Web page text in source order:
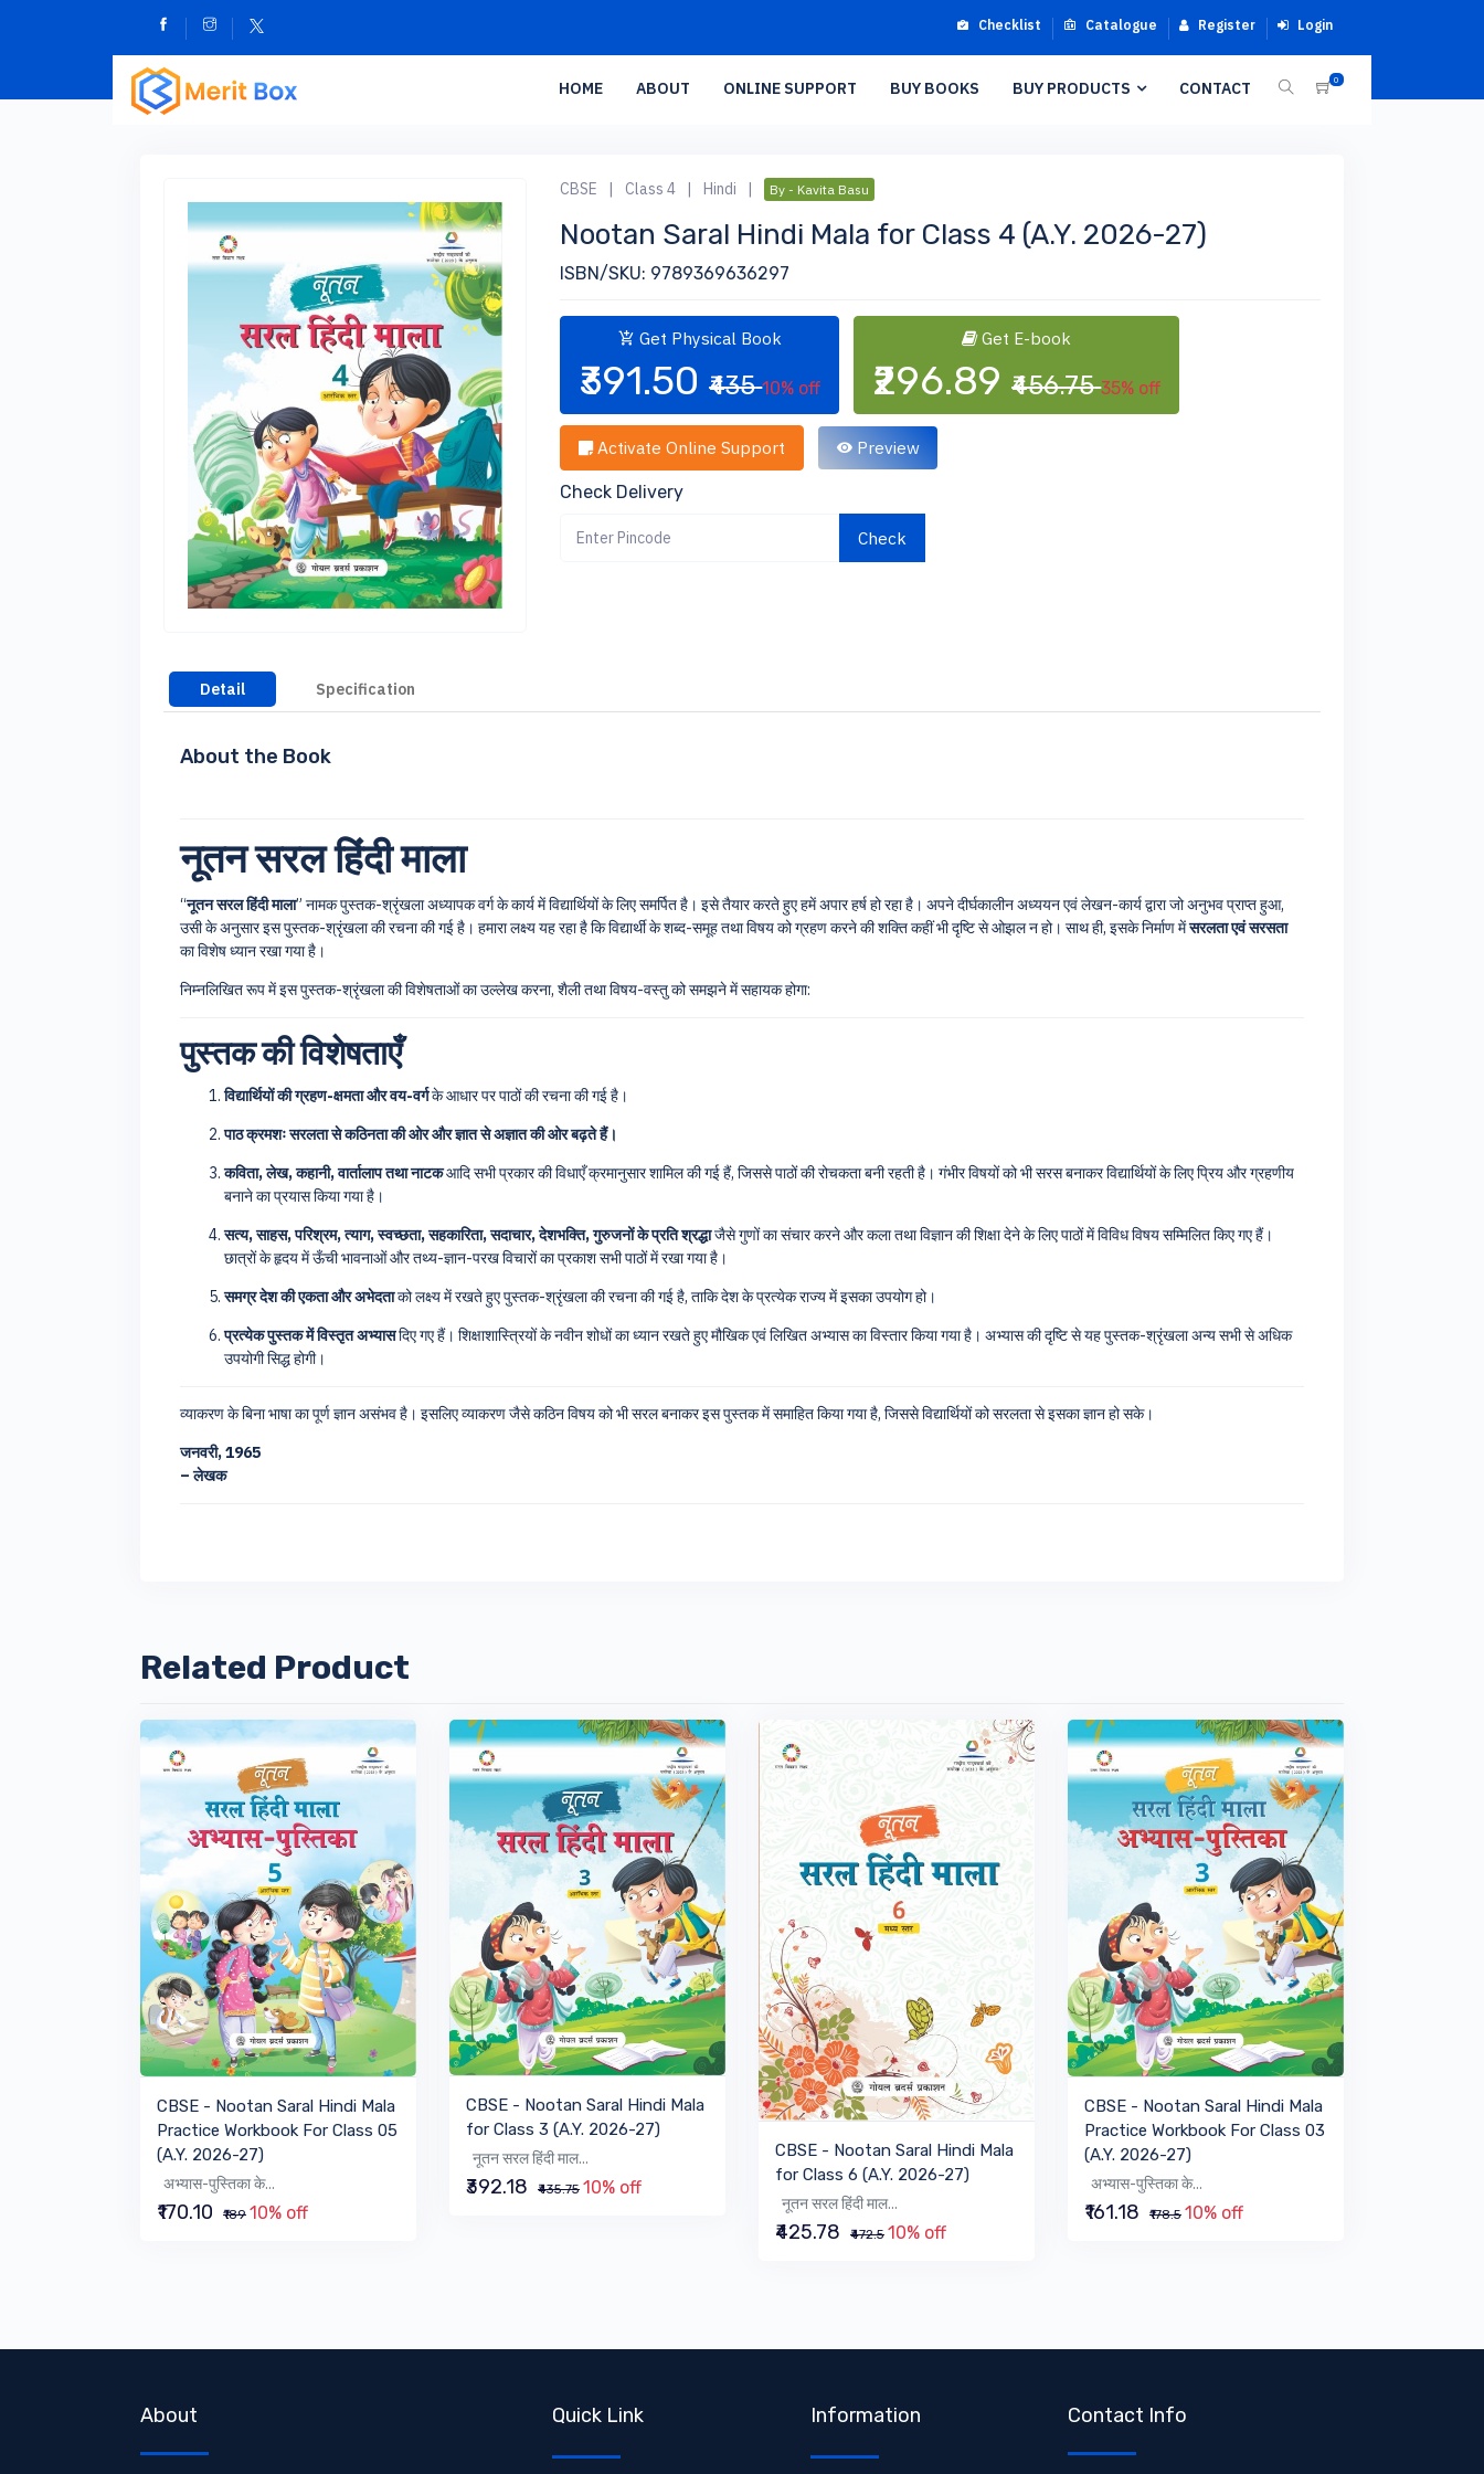
Checklist Catalogue Register Login
0
HOME ABOUT ONLINE SUPPORT BUY BOOKS BUY PRODUCTS CONTACT
CBSE | Class 4 | Hindi | By - Kavita Basu
Nootan Saral Hindi Mala for Class 4 (A.Y. 2026-27)
ISBN/SKU: 9789369636297
Get Physical Book
₹391.50₹435 10% off
Get E-book
₹296.89₹456.75 35% off
Activate Online Support Preview
Check Delivery
Check
Detail Specification
About the Book
नूतन सरल हिंदी माला
“नूतन सरल हिंदी माला” नामक पुस्तक-श्रृंखला अध्यापक वर्ग के कार्य में विद्यार्थियों के लिए समर्पित है। इसे तैयार करते हुए हमें अपार हर्ष हो रहा है। अपने दीर्घकालीन अध्ययन एवं लेखन-कार्य द्वारा जो अनुभव प्राप्त हुआ,
उसी के अनुसार इस पुस्तक-श्रृंखला की रचना की गई है। हमारा लक्ष्य यह रहा है कि विद्यार्थी के शब्द-समूह तथा विषय को ग्रहण करने की शक्ति कहीं भी दृष्टि से ओझल न हो। साथ ही, इसके निर्माण मेंसरलता एवं सरसता
का विशेष ध्यान रखा गया है।
निम्नलिखित रूप में इस पुस्तक-श्रृंखला की विशेषताओं का उल्लेख करना, शैली तथा विषय-वस्तु को समझने में सहायक होगा:
पुस्तक की विशेषताएँ
विद्यार्थियों की ग्रहण-क्षमता और वय-वर्गके आधार पर पाठों की रचना की गई है।
पाठ क्रमशः सरलता से कठिनता की ओर और ज्ञात से अज्ञात की ओर बढ़ते हैं।
कविता, लेख, कहानी, वार्तालाप तथा नाटकआदि सभी प्रकार की विधाएँ क्रमानुसार शामिल की गई हैं, जिससे पाठों की रोचकता बनी रहती है। गंभीर विषयों को भी सरस बनाकर विद्यार्थियों के लिए प्रिय और ग्रहणीय
बनाने का प्रयास किया गया है।
सत्य, साहस, परिश्रम, त्याग, स्वच्छता, सहकारिता, सदाचार, देशभक्ति, गुरुजनों के प्रति श्रद्धाजैसे गुणों का संचार करने और कला तथा विज्ञान की शिक्षा देने के लिए पाठों में विविध विषय सम्मिलित किए गए हैं।
छात्रों के हृदय में ऊँची भावनाओं और तथ्य-ज्ञान-परख विचारों का प्रकाश सभी पाठों में रखा गया है।
समग्र देश की एकता और अभेदताको लक्ष्य में रखते हुए पुस्तक-श्रृंखला की रचना की गई है, ताकि देश के प्रत्येक राज्य में इसका उपयोग हो।
प्रत्येक पुस्तक में विस्तृत अभ्यासदिए गए हैं। शिक्षाशास्त्रियों के नवीन शोधों का ध्यान रखते हुए मौखिक एवं लिखित अभ्यास का विस्तार किया गया है। अभ्यास की दृष्टि से यह पुस्तक-श्रृंखला अन्य सभी से अधिक
उपयोगी सिद्ध होगी।
व्याकरण के बिना भाषा का पूर्ण ज्ञान असंभव है। इसलिए व्याकरण जैसे कठिन विषय को भी सरल बनाकर इस पुस्तक में समाहित किया गया है, जिससे विद्यार्थियों को सरलता से इसका ज्ञान हो सके।
जनवरी, 1965
– लेखक
Related Product
VIEW BOOK
CBSE - Nootan Saral Hindi Mala
Practice Workbook For Class 05
(A.Y. 2026-27)
अभ्यास-पुस्तिका के...
₹170.10 ₹189 10% off
VIEW BOOK
CBSE - Nootan Saral Hindi Mala
for Class 3 (A.Y. 2026-27)
नूतन सरल हिंदी माल...
₹392.18 ₹435.75 10% off
VIEW BOOK
CBSE - Nootan Saral Hindi Mala
for Class 6 (A.Y. 2026-27)
नूतन सरल हिंदी माल...
₹425.78 ₹472.5 10% off
VIEW BOOK
CBSE - Nootan Saral Hindi Mala
Practice Workbook For Class 03
(A.Y. 2026-27)
अभ्यास-पुस्तिका के...
₹161.18 ₹178.5 10% off
About Quick Link Information Contact Info